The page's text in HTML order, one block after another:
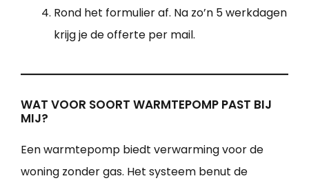
Rond het formulier af. Na zo’n 5 werkdagen
krijg je de offerte per mail.
WAT VOOR SOORT WARMTEPOMP PAST BIJ
MIJ?
Een warmtepomp biedt verwarming voor de
woning zonder gas. Het systeem benut de